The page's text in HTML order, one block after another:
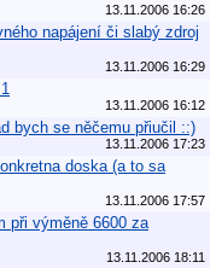
13.11.2006 16:26
napájení či slabý zdroj
13.11.2006 16:29
13.11.2006 16:12
bych se něčemu přiučil ::)
13.11.2006 17:23
doska (a to sa
13.11.2006 17:57
při výměně 6600 za
13.11.2006 18:11